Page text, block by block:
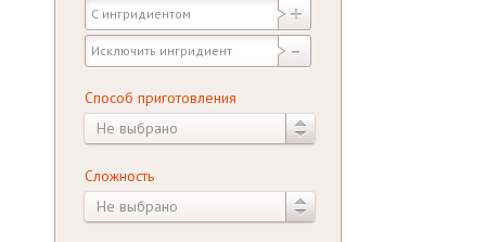
Способ приготовления
Не выбрано
Сложность
Не выбрано